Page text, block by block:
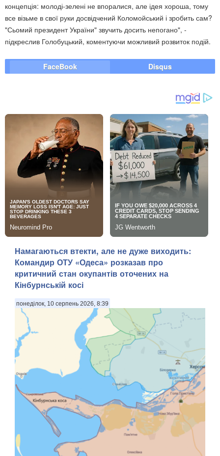
концепція: молоді-зелені не впоралися, але ідея хороша, тому
все візьме в свої руки досвідчений Коломойський і зробить сам?
"Сьомий президент України" звучить досить непогано", -
підкреслив Голобуцький, коментуючи можливий розвиток подій.
FaceBook Disqus
Намагаються втекти, але не дуже виходить:
Командир ОТУ «Одеса» розказав про
критичний стан окупантів оточених на
Кінбурнській косі
понеділок, 10 серпень 2026, 8:39